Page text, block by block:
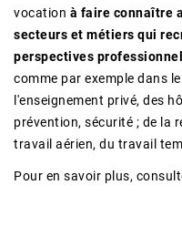
vocation à faire connaître
secteurs et métiers qui
perspectives
comme par exemple dans
l'enseignement privé, des
prévention, sécurité ; de la
travail aérien, du travail
Pour en savoir plus,